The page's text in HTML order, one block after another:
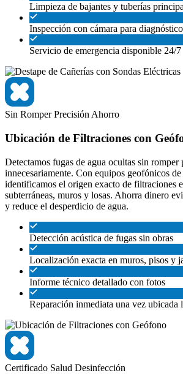
Limpieza de bajantes y tuberías
Inspección con cámara para
Servicio de emergencia disponible 24/7
Sin RomperPrecisiónAhorro
Ubicación de Filtraciones con
Detectamos fugas de agua ocultas sin romper
innecesariamente. Con equipos geofónicos
identificamos el origen exacto de filtraciones
subterráneas, muros y losas. Ahorra dinero
y reduce el desperdicio de agua.
Detección acústica de fugas sin obras
Localización exacta en muros, pisos y
Informe técnico detallado con fotos
Reparación inmediata una vez ubicada
Certificado Salud Desinfección